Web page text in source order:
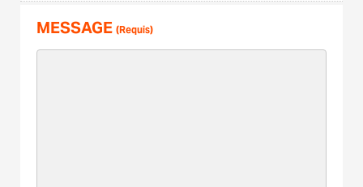
MESSAGE (Requis)